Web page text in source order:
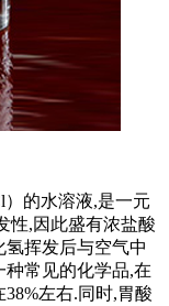
的水溶液,是一元
性,因此盛有浓盐酸
挥发后与空气中
常见的化学品,在
左右.同时,胃酸